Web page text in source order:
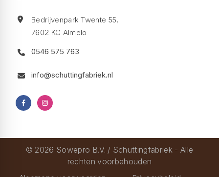
Bedrijvenpark Twente 55,
7602 KC Almelo
0546 575 763
info@schuttingfabriek.nl
© 2026 Sowepro B.V. / Schuttingfabriek - Alle
rechten voorbehouden